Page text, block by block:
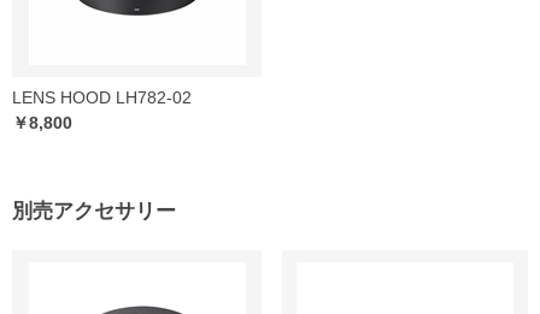
LENS HOOD LH782-02
￥8,800
別売アクセサリー